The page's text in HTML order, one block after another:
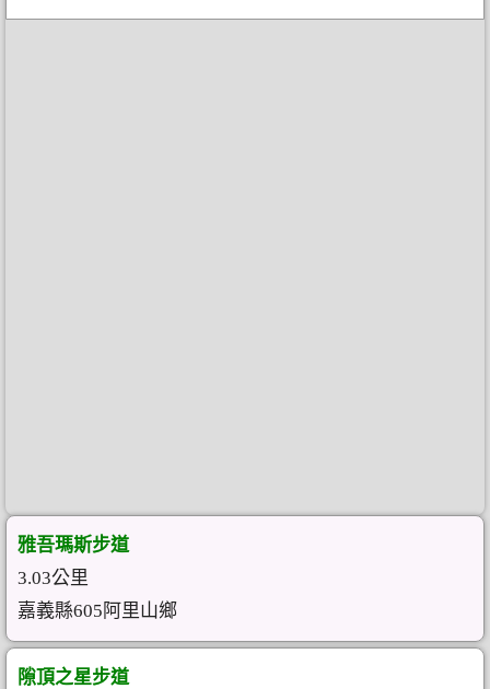
雅吾瑪斯步道
3.03公里
嘉義縣605阿里山鄉
隙頂之星步道